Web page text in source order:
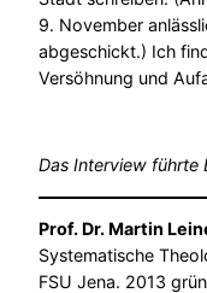
9. November
abgeschickt.) Ich
Versöhnung und
Das Interview führte
Prof. Dr. Martin
Systematische
FSU Jena. 2013